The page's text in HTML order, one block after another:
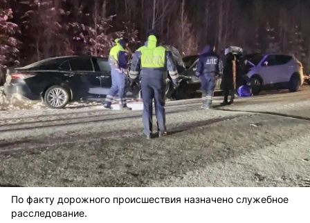
По факту дорожного происшествия назначено служебное
расследование.